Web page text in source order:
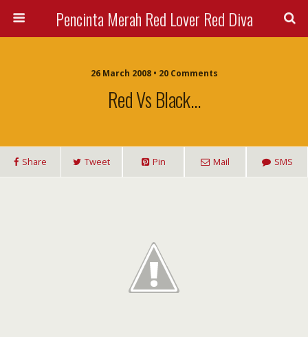
Pencinta Merah Red Lover Red Diva
26 March 2008 • 20 Comments
Red Vs Black…
Share Tweet Pin Mail SMS